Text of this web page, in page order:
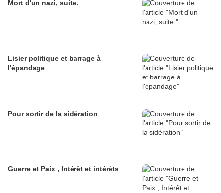
Mort d'un nazi, suite.
Lisier politique et barrage à
l'épandage
Pour sortir de la sidération
Guerre et Paix , Intérêt et intérêts